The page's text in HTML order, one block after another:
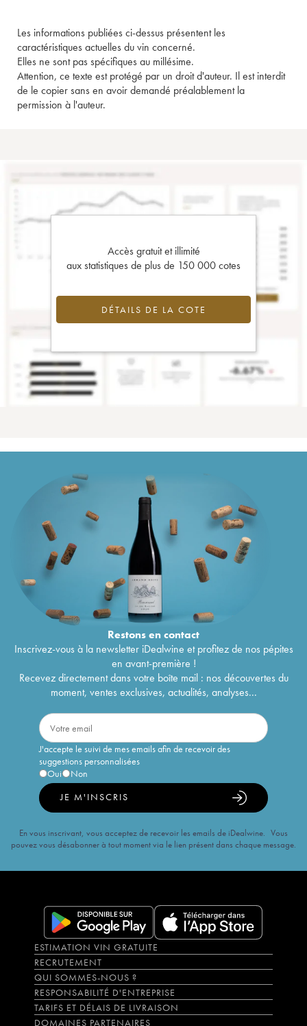
Les informations publiées ci-dessus présentent les
caractéristiques actuelles du vin concerné.
Elles ne sont pas spécifiques au millésime.
Attention, ce texte est protégé par un droit d'auteur. Il est interdit
de le copier sans en avoir demandé préalablement la
permission à l'auteur.
Accès gratuit et illimité
aux statistiques de plus de 150 000 cotes
DÉTAILS DE LA COTE
Restons encontact
Inscrivez-vous à la newsletter iDealwine et profitez de nos pépites
en avant-première !
Recevez directement dans votre boîte mail : nos découvertes du
moment, ventes exclusives, actualités, analyses...
J'accepte le suivi de mes emails afin de recevoir des
suggestions personnalisées
Oui
Non
JE M'INSCRIS
En vous inscrivant, vous acceptez de recevoir les emails de iDealwine. Vous
pouvez vous désabonner à tout moment via le lien présent dans chaque message.
ESTIMATION VIN GRATUITE
RECRUTEMENT
QUI SOMMES-NOUS ?
RESPONSABILITÉ D'ENTREPRISE
TARIFS ET DÉLAIS DE LIVRAISON
DOMAINES PARTENAIRES